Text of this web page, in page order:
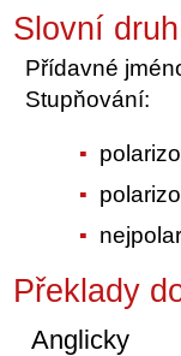
Slovní druh
Přídavné
Stupňování:
Překlady
Anglicky